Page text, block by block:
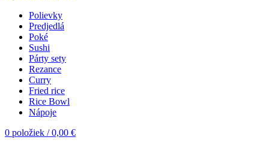
Polievky
Predjedlá
Poké
Sushi
Párty sety
Rezance
Curry
Fried rice
Rice Bowl
Nápoje
0 položiek / 0,00 €